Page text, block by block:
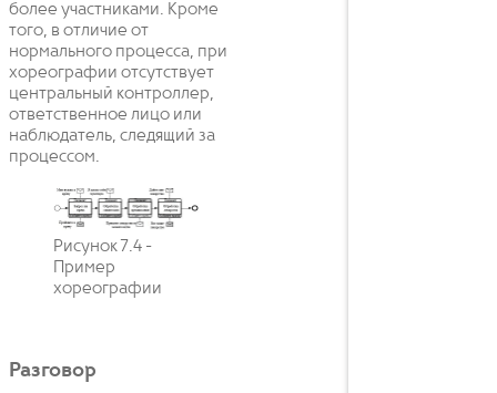
более участниками. Кроме
того, в отличие от
нормального процесса, при
хореографии отсутствует
центральный контроллер,
ответственное лицо или
наблюдатель, следящий за
процессом.
Рисунок 7.4 -
Пример
хореографии
Разговор